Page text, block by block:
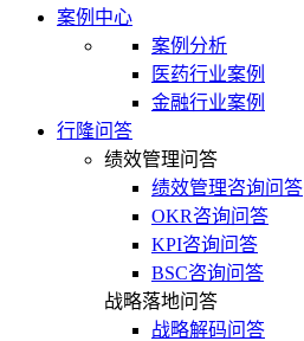
案例中心
案例分析
医药行业案例
金融行业案例
行隆问答
绩效管理问答
绩效管理咨询问答
OKR咨询问答
KPI咨询问答
BSC咨询问答
战略落地问答
战略解码问答